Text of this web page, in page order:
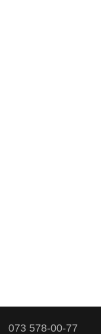
073 578-00-77